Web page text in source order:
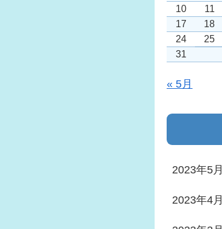
10
11
17
18
24
25
31
« 5月
2023年5月
2023年4月